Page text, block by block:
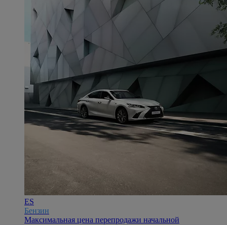
ES
Бензин
Максимальная цена перепродажи начальной